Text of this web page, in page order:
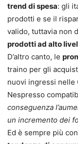
trend di spesa: gli
prodotti e se il
valido, tuttavia non
prodotti ad alto
D’altro canto, le
traino per gli
nuovi ingressi nelle
Nespresso
conseguenza
un incremento dei
Ed è sempre più